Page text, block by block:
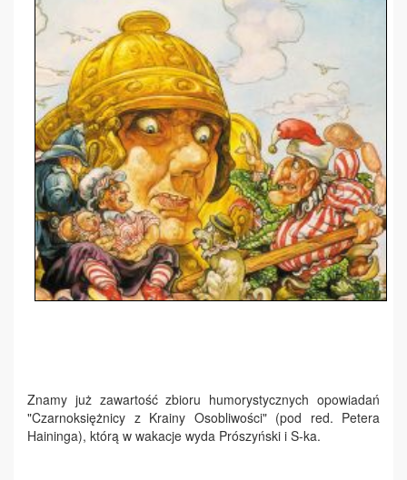
Znamy już zawartość zbioru humorystycznych opowiadań
"Czarnoksiężnicy z Krainy Osobliwości" (pod red. Petera
Haininga), którą w wakacje wyda Prószyński i S-ka.